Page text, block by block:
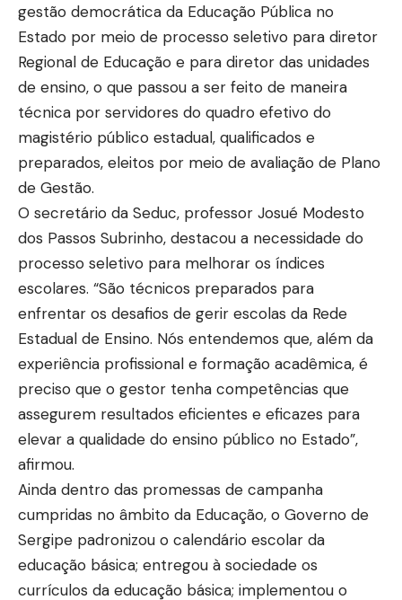
gestão democrática da Educação Pública no
Estado por meio de processo seletivo para diretor
Regional de Educação e para diretor das unidades
de ensino, o que passou a ser feito de maneira
técnica por servidores do quadro efetivo do
magistério público estadual, qualificados e
preparados, eleitos por meio de avaliação de Plano
de Gestão.
O secretário da Seduc, professor Josué Modesto
dos Passos Subrinho, destacou a necessidade do
processo seletivo para melhorar os índices
escolares. “São técnicos preparados para
enfrentar os desafios de gerir escolas da Rede
Estadual de Ensino. Nós entendemos que, além da
experiência profissional e formação acadêmica, é
preciso que o gestor tenha competências que
assegurem resultados eficientes e eficazes para
elevar a qualidade do ensino público no Estado”,
afirmou.
Ainda dentro das promessas de campanha
cumpridas no âmbito da Educação, o Governo de
Sergipe padronizou o calendário escolar da
educação básica; entregou à sociedade os
currículos da educação básica; implementou o